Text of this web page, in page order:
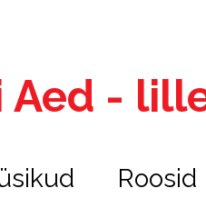
Aed -
Roosid